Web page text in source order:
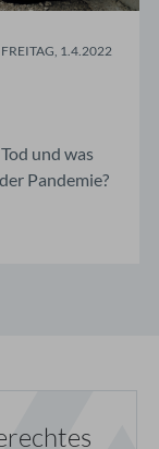
FREITAG, 1.4.2022
und was
Pandemie?
ihrem Text